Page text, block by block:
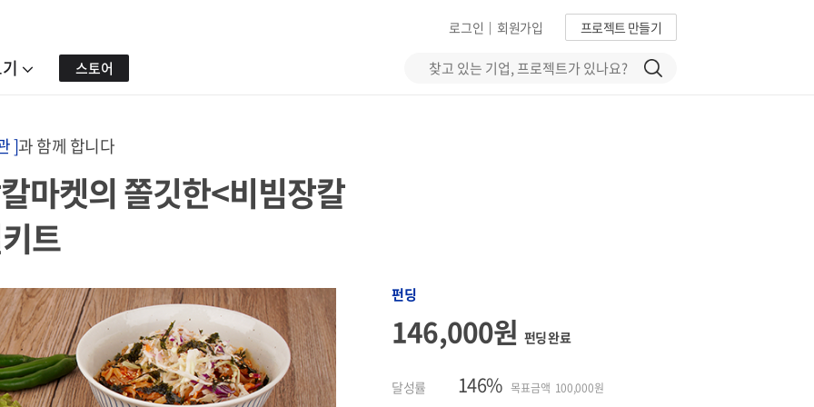
프로젝트 만들기
회원가입
|
로그인
스토어
]과 함께 합니다
마켓의 쫄깃한<비빔장칼
트
펀딩
146,000원 펀딩 완료
달성률 146% 목표금액 100,000원